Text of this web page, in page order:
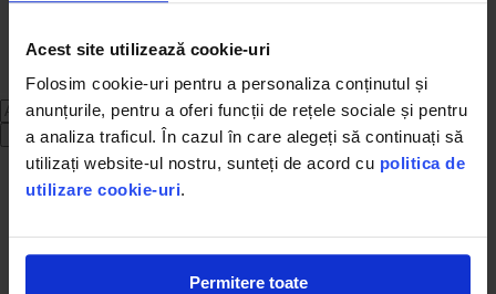
Acest site utilizează cookie-uri
Folosim cookie-uri pentru a personaliza conținutul și
anunțurile, pentru a oferi funcții de rețele sociale și pentru
a analiza traficul. În cazul în care alegeți să continuați să
utilizați website-ul nostru, sunteți de acord cu politica de
utilizare cookie-uri.
Permitere toate
Mă abonez